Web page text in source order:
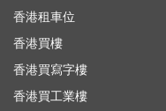
香港租車位
香港買樓
香港買寫字樓
香港買工業樓